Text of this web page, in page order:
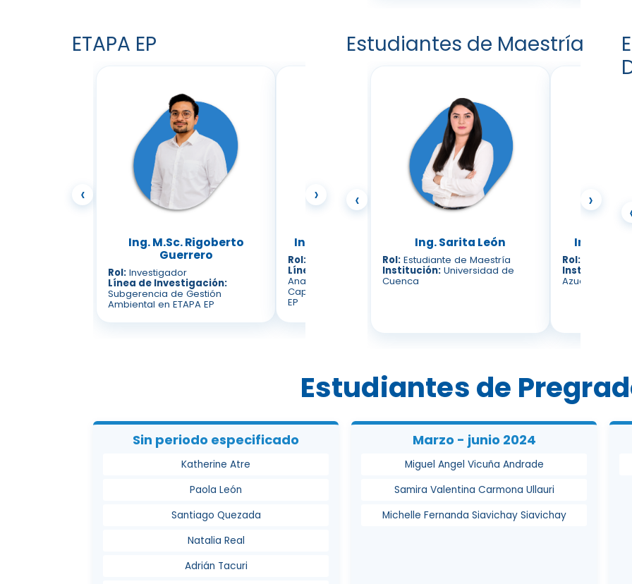
ETAPA EP
‹
Ing. M.Sc. Rigoberto
Guerrero
Rol: Investigador
Línea de Investigación:
Subgerencia de Gestión
Ambiental en ETAPA EP
Ing. M.Sc. Santiago Peña
Rol:
Línea de Investigación:
Analista en Educación y
Capacitación Ambiental, ETAPA
EP
›
Estudiantes de Maestría
‹
Ing. Sarita León
Rol: Estudiante de Maestría
Institución: Universidad de
Cuenca
Ing. M.Sc.
Rol:
Institución:
Azuay
›
Estudiantes de
Sin periodo especificado
Katherine Atre
Paola León
Santiago Quezada
Natalia Real
Adrián Tacuri
Marzo - junio 2024
Miguel Angel Vicuña Andrade
Samira Valentina Carmona Ullauri
Michelle Fernanda Siavichay Siavichay